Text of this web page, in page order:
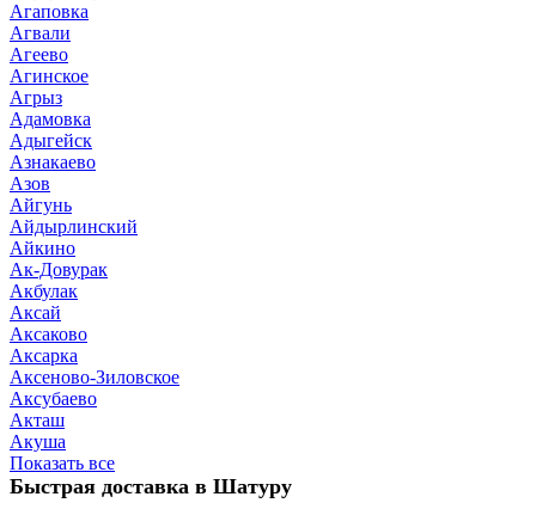
Агаповка
Агвали
Агеево
Агинское
Агрыз
Адамовка
Адыгейск
Азнакаево
Азов
Айгунь
Айдырлинский
Айкино
Ак-Довурак
Акбулак
Аксай
Аксаково
Аксарка
Аксеново-Зиловское
Аксубаево
Акташ
Акуша
Показать все
Быстрая доставка в Шатуру